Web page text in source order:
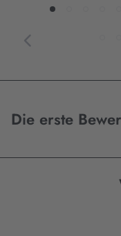
Die erste